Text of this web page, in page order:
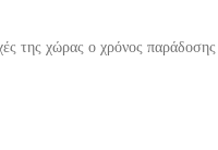
της χώρας ο χρόνος